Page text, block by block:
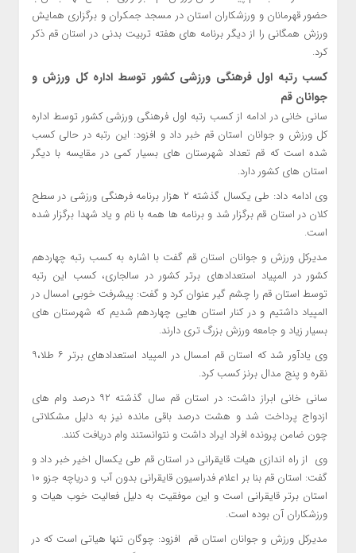
حضور قهرمانان و ورزشکاران استان در مسجد جمکران و برگزاری همایش
ورزش همگانی را از دیگر برنامه های هفته تربیت بدنی در استان قم ذکر
کرد.
کسب رتبه اول فرهنگی ورزشی کشور توسط اداره کل ورزش و
جوانان قم
سانی خانی در ادامه از کسب رتبه اول فرهنگی ورزشی کشور توسط اداره
کل ورزش و جوانان استان قم خبر داد و افزود: این رتبه در حالی کسب
شده است که قم تعداد شهرستان های بسیار کمی در مقایسه با دیگر
استان های کشور دارد.
وی ادامه داد: طی یکسال گذشته ۲ هزار برنامه فرهنگی ورزشی در سطح
کلان در استان قم برگزار شد و برنامه ها همه با نام و یاد شهدا برگزار شده
است.
مدیرکل ورزش و جوانان استان قم گفت با اشاره به کسب رتبه چهاردهم
کشور در المپیاد استعدادهای برتر کشور در سالجاری، کسب این رتبه
توسط استان قم را چشم گیر عنوان کرد و گفت: پیشرفت خوبی امسال در
المپیاد داشتیم و در کنار استان هایی چهاردهم شدیم که شهرستان های
بسیار زیاد و جامعه ورزش بزرگ تری دارند.
وی یادآور شد که استان قم امسال در المپیاد استعدادهای برتر ۶ طلا،۹
نقره و پنج مدال برنز کسب کرد.
سانی خانی ابراز داشت: در استان قم سال گذشته ۹۲ درصد وام های
ازدواج پرداخت شد و هشت درصد باقی مانده نیز به دلیل‌ مشکلاتی
چون ضامن پرونده افراد ایراد داشت و نتوانستند وام دریافت کنند.
وی از راه اندازی هیات قایقرانی در استان قم طی یکسال اخیر خبر داد و
گفت: استان قم بنا بر اعلام فدراسیون قایقرانی بدون آب و دریاچه جزو ۱۰
استان برتر قایقرانی است و این موفقیت به دلیل فعالیت خوب هیات و
ورزشکاران آن بوده است.
مدیرکل ورزش و جوانان استان قم افزود: چوگان تنها هیاتی است که در